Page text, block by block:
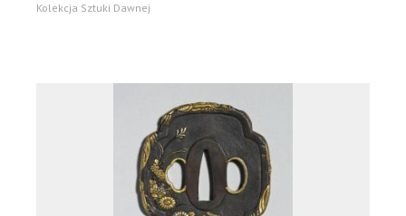
Kolekcja Sztuki Dawnej